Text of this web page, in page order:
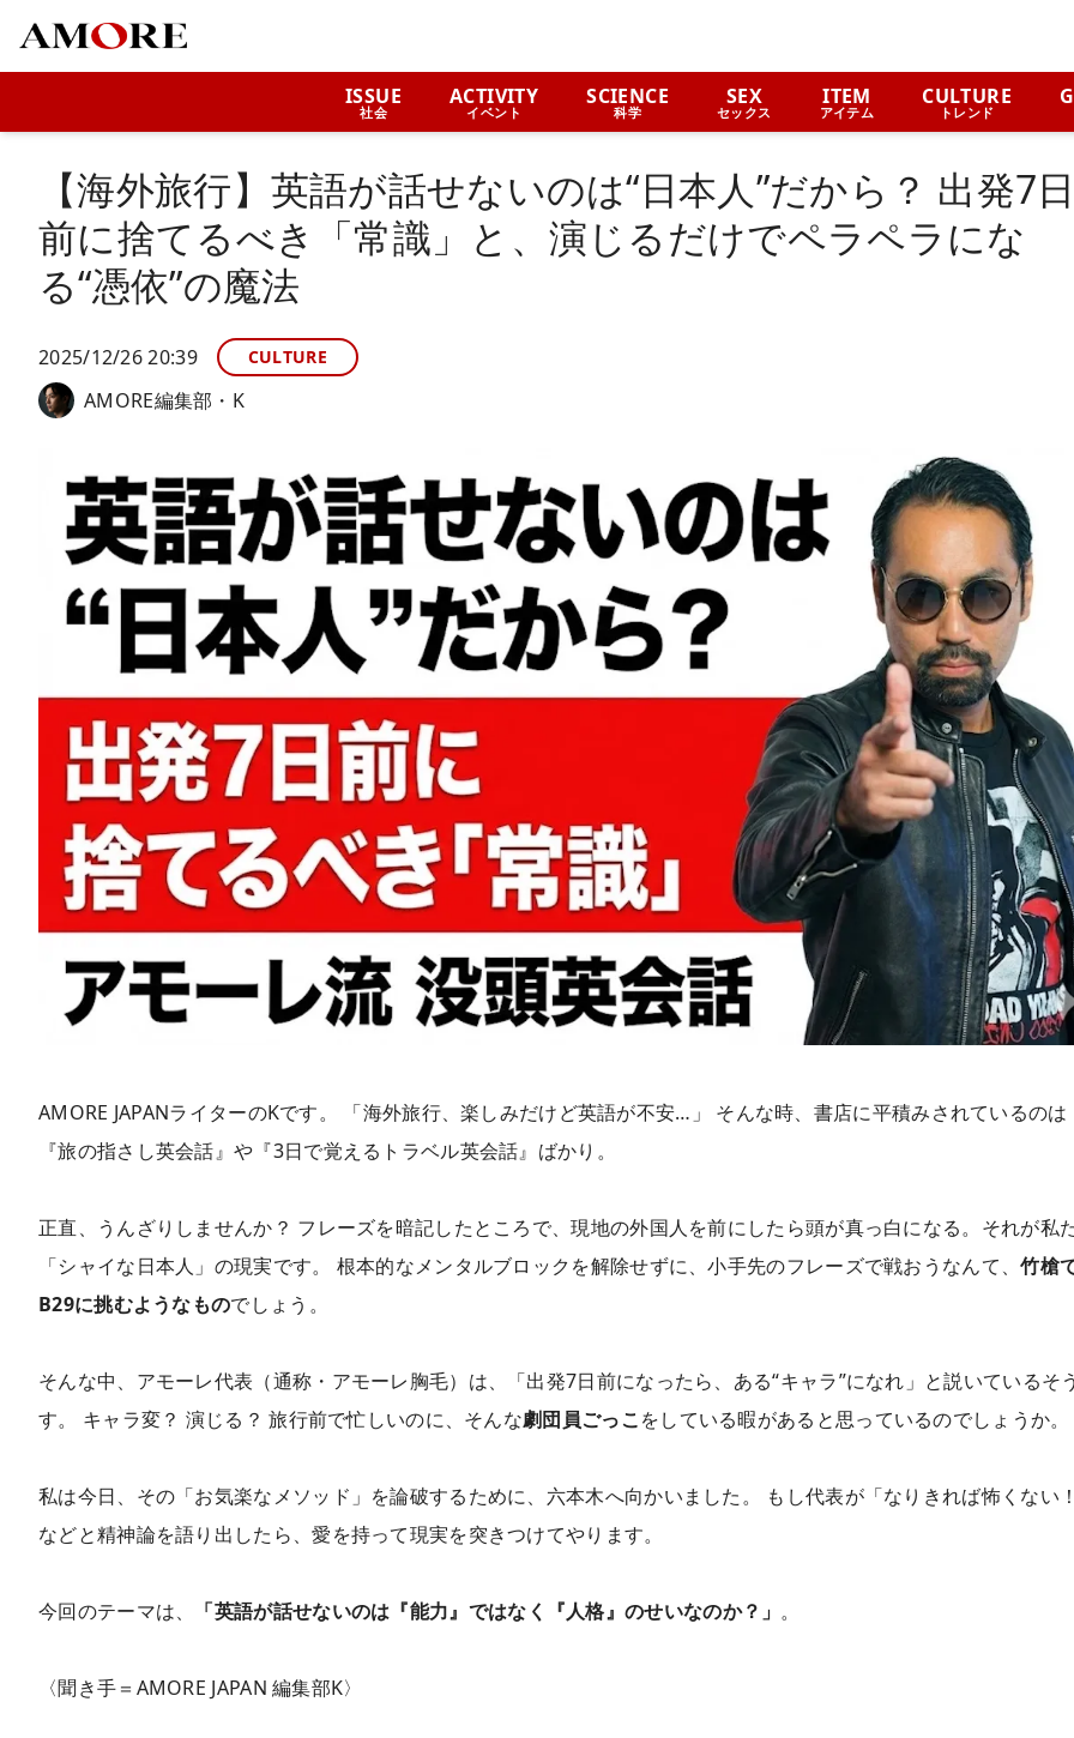
ISSUE
社会
ACTIVITY
イベント
SCIENCE
科学
SEX
セックス
ITEM
アイテム
CULTURE
トレンド
【海外旅行】英語が話せないのは“日本人”だから？ 出発7日
前に捨てるべき「常識」と、演じるだけでペラペラにな
る“憑依”の魔法
2025/12/26 20:39 CULTURE
AMORE編集部・K
AMORE JAPANライターのKです。 「海外旅行、楽しみだけど英語が不安…」 そんな時、書店に平積みされているのは
『旅の指さし英会話』や『3日で覚えるトラベル英会話』ばかり。
正直、うんざりしませんか？ フレーズを暗記したところで、現地の外国人を前にしたら頭が真っ白になる。それが私
「シャイな日本人」の現実です。 根本的なメンタルブロックを解除せずに、小手先のフレーズで戦おうなんて、竹槍
B29に挑むようなものでしょう。
そんな中、アモーレ代表（通称・アモーレ胸毛）は、「出発7日前になったら、ある“キャラ”になれ」と説いているそ
す。 キャラ変？ 演じる？ 旅行前で忙しいのに、そんな劇団員ごっこをしている暇があると思っているのでしょうか。
私は今日、その「お気楽なメソッド」を論破するために、六本木へ向かいました。 もし代表が「なりきれば怖くない！
などと精神論を語り出したら、愛を持って現実を突きつけてやります。
今回のテーマは、 「英語が話せないのは『能力』ではなく『人格』のせいなのか？」 。
〈聞き手＝AMORE JAPAN 編集部K〉